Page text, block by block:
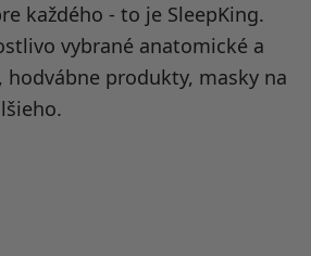
každého - to je SleepKing.
vybrané anatomické a
hodvábne produkty, masky na